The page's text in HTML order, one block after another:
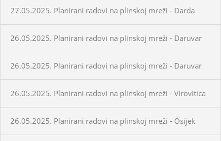
27.05.2025. Planirani radovi na plinskoj mreži - Darda
26.05.2025. Planirani radovi na plinskoj mreži - Daruvar
26.05.2025. Planirani radovi na plinskoj mreži - Daruvar
26.05.2025. Planirani radovi na plinskoj mreži - Virovitica
26.05.2025. Planirani radovi na plinskoj mreži - Osijek